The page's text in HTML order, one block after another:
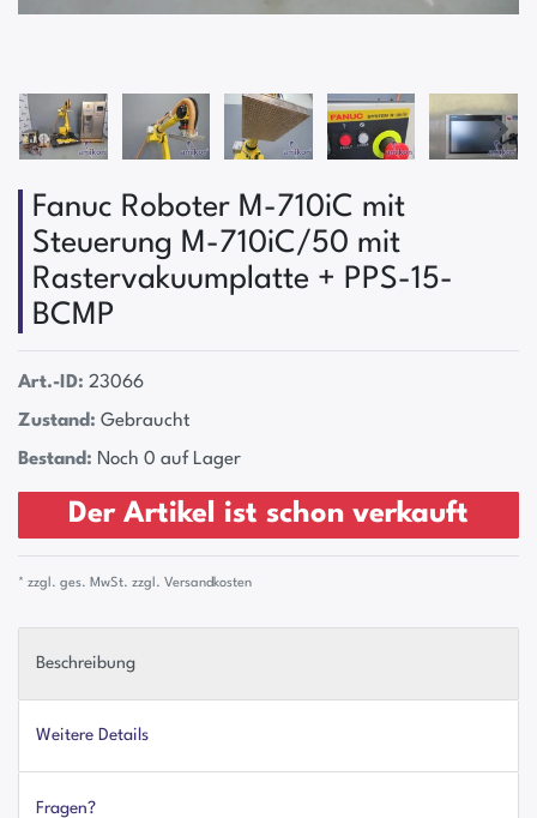
Fanuc Roboter M-710iC mit
Steuerung M-710iC/50 mit
Rastervakuumplatte + PPS-15-
BCMP
Art.-ID: 23066
Zustand: Gebraucht
Bestand: Noch 0 auf Lager
Der Artikel ist schon verkauft
* zzgl. ges. MwSt. zzgl. Versandkosten
Beschreibung
Weitere Details
Fragen?